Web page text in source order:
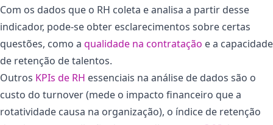
Com os dados que o RH coleta e analisa a partir desse
indicador, pode-se obter esclarecimentos sobre certas
questões, como a qualidade na contratação e a capacidade
de retenção de talentos.
Outros KPIs de RH essenciais na análise de dados são o
custo do turnover (mede o impacto financeiro que a
rotatividade causa na organização), o índice de retenção